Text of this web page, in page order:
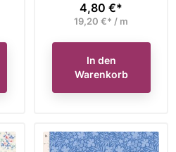
Preis
4,80 €*
19,20 €* / m
In den
Warenkorb